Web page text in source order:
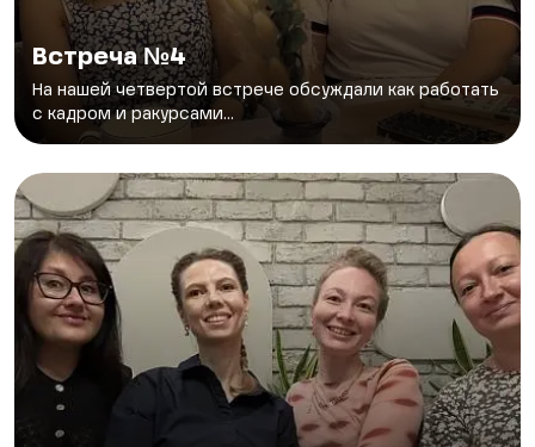
Встреча №4
На нашей четвертой встрече обсуждали как работать
с кадром и ракурсами...